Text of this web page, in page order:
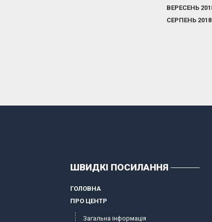
ВЕРЕСЕНЬ
СЕРПЕНЬ 2018
ШВИДКІ ПОСИЛАННЯ
ГОЛОВНА
ПРО ЦЕНТР
Загальна інформація